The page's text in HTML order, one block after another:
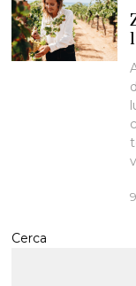
Cerca